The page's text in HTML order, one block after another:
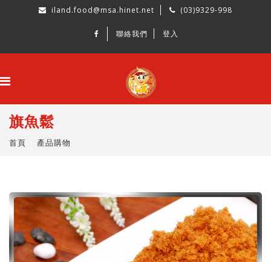
iland.food@msa.hinet.net (03)9329-998
聯絡我們 登入
旗魚鬆
首頁 產品購物